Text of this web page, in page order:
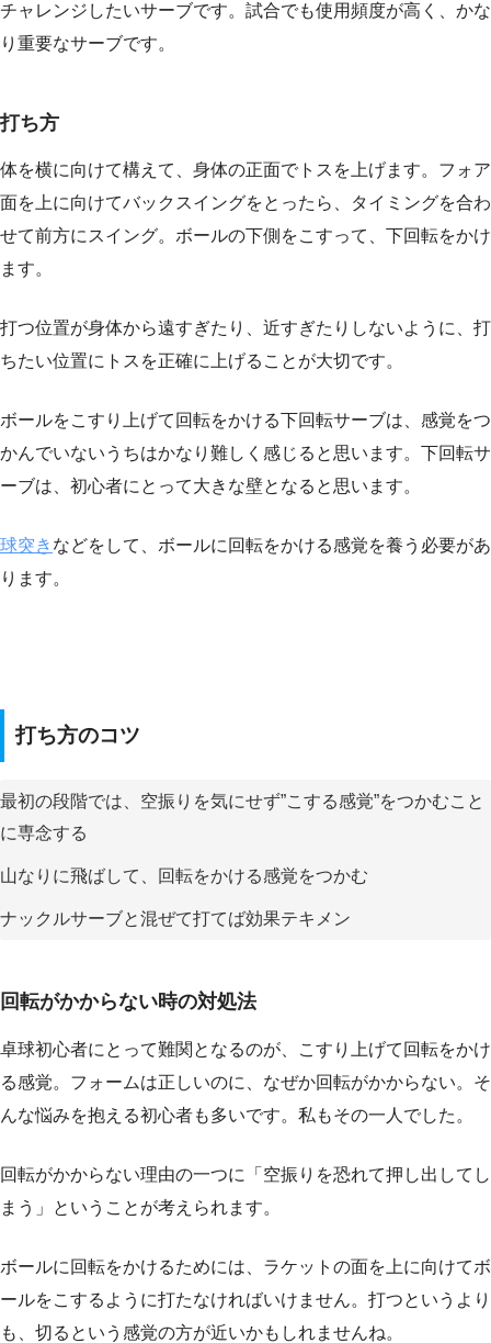
チャレンジしたいサーブです。試合でも使用頻度が高く、かな
り重要なサーブです。
打ち方
体を横に向けて構えて、身体の正面でトスを上げます。フォア
面を上に向けてバックスイングをとったら、タイミングを合わ
せて前方にスイング。ボールの下側をこすって、下回転をかけ
ます。
打つ位置が身体から遠すぎたり、近すぎたりしないように、打
ちたい位置にトスを正確に上げることが大切です。
ボールをこすり上げて回転をかける下回転サーブは、感覚をつ
かんでいないうちはかなり難しく感じると思います。下回転サ
ーブは、初心者にとって大きな壁となると思います。
球突き などをして、ボールに回転をかける感覚を養う必要があ
ります。
打ち方のコツ
最初の段階では、空振りを気にせず”こする感覚”をつかむこと
に専念する
山なりに飛ばして、回転をかける感覚をつかむ
ナックルサーブと混ぜて打てば効果テキメン
回転がかからない時の対処法
卓球初心者にとって難関となるのが、こすり上げて回転をかけ
る感覚。フォームは正しいのに、なぜか回転がかからない。そ
んな悩みを抱える初心者も多いです。私もその一人でした。
回転がかからない理由の一つに「空振りを恐れて押し出してし
まう」ということが考えられます。
ボールに回転をかけるためには、ラケットの面を上に向けてボ
ールをこするように打たなければいけません。打つというより
も、切るという感覚の方が近いかもしれませんね。